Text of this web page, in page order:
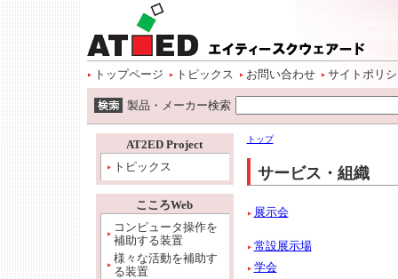
トップページ トピックス お問い合わせ サイトポリ
製品・メーカー検索
AT2ED Project
トピックス
こころWeb
コンピュータ操作を
補助する装置
様々な活動を補助す
る装置
トップ
サービス・組織
展示会
常設展示場
学会